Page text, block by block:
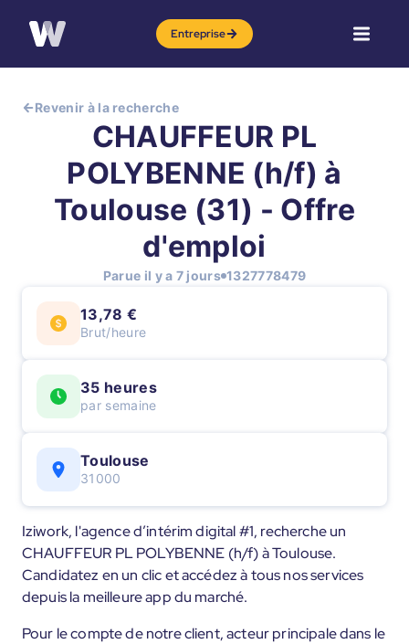
Entreprise
Revenir à la recherche
CHAUFFEUR PL
POLYBENNE (h/f) à
Toulouse (31) - Offre
d'emploi
Parue il y a 7 jours 1327778479
13,78 €
Brut/heure
35 heures
par semaine
Toulouse
31000
Iziwork, l'agence d’intérim digital #1, recherche un
CHAUFFEUR PL POLYBENNE (h/f) à Toulouse.
Candidatez en un clic et accédez à tous nos services
depuis la meilleure app du marché.
Pour le compte de notre client, acteur principale dans le